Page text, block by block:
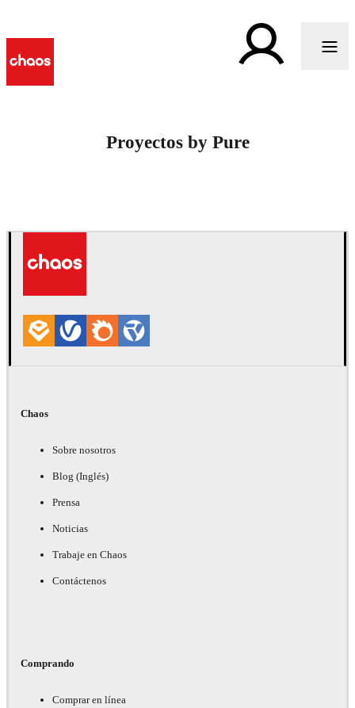
Proyectos by Pure
Chaos
Sobre nosotros
Blog (Inglés)
Prensa
Noticias
Trabaje en Chaos
Contáctenos
Comprando
Comprar en línea